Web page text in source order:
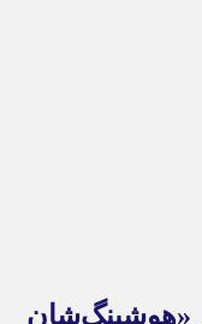
«هوشینگ‌شان